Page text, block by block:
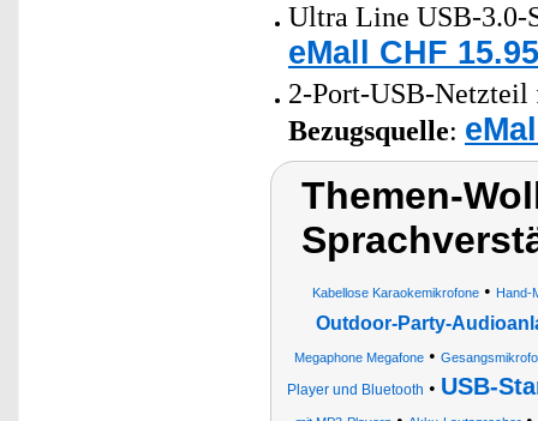
Ultra Line USB-3.0-
eMall CHF
2-Port-USB-Netzteil
Bezugsquelle:
Themen-
Kabellose Karaokemikrofone • Hand-
Outdoor-Party-
Megaphone Megafone •
Player und Bluetooth • USB-